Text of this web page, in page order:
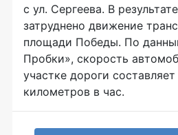
с ул. Сергеева. В
затруднено движение
площади Победы. По
Пробки», скорость
участке дороги
километров в час.